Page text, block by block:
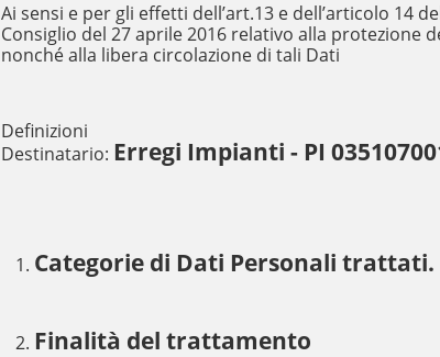
Ai sensi e per gli effetti dell’art.13 e dell’articolo 14
Consiglio del 27 aprile 2016 relativo alla
nonché alla libera circolazione di tali Dati
Definizioni
Destinatario: Erregi Impianti - PI
Categorie di Dati Personali trattati.
Finalità del trattamento